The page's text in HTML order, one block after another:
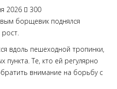
2026
300
борщевик поднялся
рост.
вдоль пешеходной тропинки,
Те, кто ей регулярно
внимание на борьбу с